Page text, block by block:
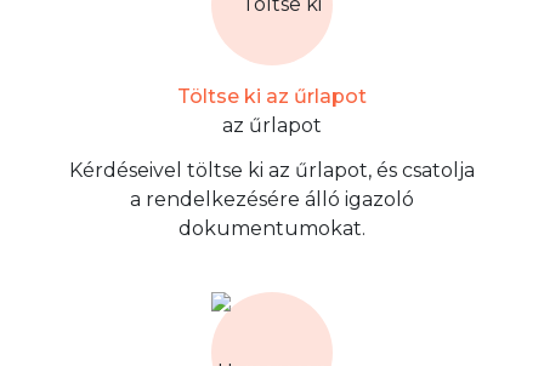
Töltse ki az űrlapot
Kérdéseivel töltse ki az űrlapot, és csatolja
a rendelkezésére álló igazoló
dokumentumokat.